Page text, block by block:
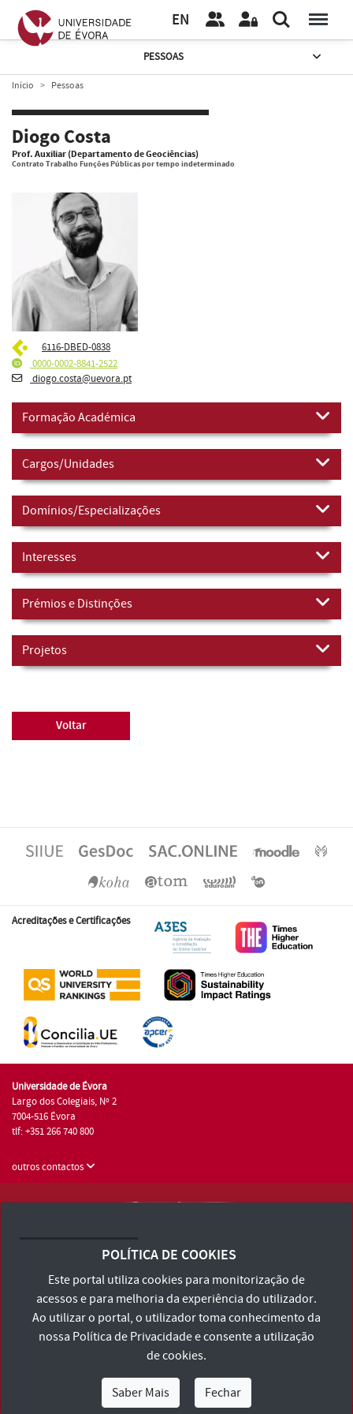
EN
PESSOAS
Início Pessoas
Diogo Costa
Prof. Auxiliar (Departamento de Geociências)
Contrato Trabalho Funções Públicas por tempo indeterminado
6116-DBED-0838
0000-0002-8841-2522
diogo.costa@uevora.pt
Formação Académica
Cargos/Unidades
Domínios/Especializações
Interesses
Prémios e Distinções
Projetos
Voltar
Acreditações e Certificações
Universidade de Évora
Largo dos Colegiais, Nº 2
7004-516 Évora
tlf: +351 266 740 800
outros contactos
Consulte os Termos e Condições e Política de Privacidade
Declaração de Acessibilidade
POLÍTICA DE COOKIES
Este portal utiliza cookies para monitorização de
acessos e para melhoria da experiência do utilizador.
Ao utilizar o portal, o utilizador toma conhecimento da
nossa Política de Privacidadee consente a utilização
de cookies.
Saber Mais Fechar